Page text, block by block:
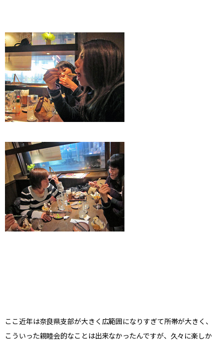
ここ近年は奈良県支部が大きく広範囲になりすぎて所帯が大きく、
こういった親睦会的なことは出来なかったんですが、久々に楽しか